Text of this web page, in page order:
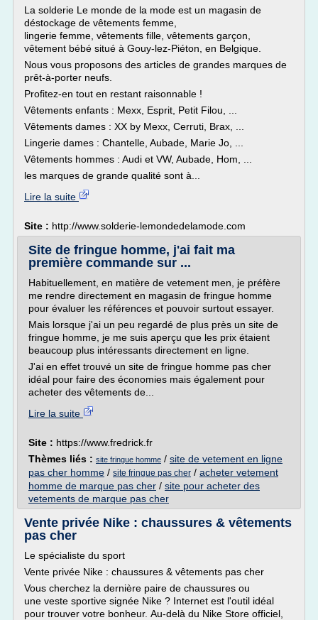
La solderie Le monde de la mode est un magasin de
déstockage de vêtements femme,
lingerie femme, vêtements fille, vêtements garçon,
vêtement bébé situé à Gouy-lez-Piéton, en Belgique.
Nous vous proposons des articles de grandes marques de
prêt-à-porter neufs.
Profitez-en tout en restant raisonnable !
Vêtements enfants : Mexx, Esprit, Petit Filou, ...
Vêtements dames : XX by Mexx, Cerruti, Brax, ...
Lingerie dames : Chantelle, Aubade, Marie Jo, ...
Vêtements hommes : Audi et VW, Aubade, Hom, ...
les marques de grande qualité sont à...
Lire la suite
Site : http://www.solderie-lemondedelamode.com
Site de fringue homme, j'ai fait ma
première commande sur ...
Habituellement, en matière de vetement men, je préfère
me rendre directement en magasin de fringue homme
pour évaluer les références et pouvoir surtout essayer.
Mais lorsque j'ai un peu regardé de plus près un site de
fringue homme, je me suis aperçu que les prix étaient
beaucoup plus intéressants directement en ligne.
J'ai en effet trouvé un site de fringue homme pas cher
idéal pour faire des économies mais également pour
acheter des vêtements de...
Lire la suite
Site : https://www.fredrick.fr
Thèmes liés : site fringue homme / site de vetement en ligne
pas cher homme / site fringue pas cher / acheter vetement
homme de marque pas cher / site pour acheter des
vetements de marque pas cher
Vente privée Nike : chaussures & vêtements
pas cher
Le spécialiste du sport
Vente privée Nike : chaussures & vêtements pas cher
Vous cherchez la dernière paire de chaussures ou
une veste sportive signée Nike ? Internet est l'outil idéal
pour trouver votre bonheur. Au-delà du Nike Store officiel,